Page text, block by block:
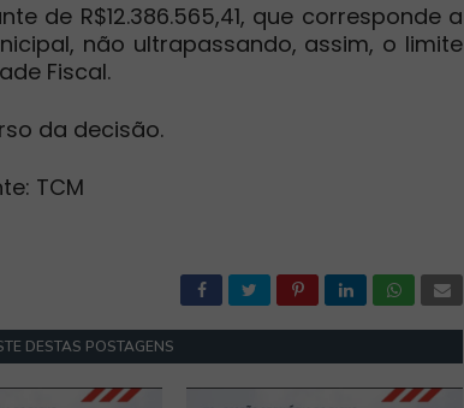
de R$12.386.565,41, que corresponde a
não ultrapassando, assim, o limite
Fiscal.
da decisão.
TCM
DESTAS POSTAGENS